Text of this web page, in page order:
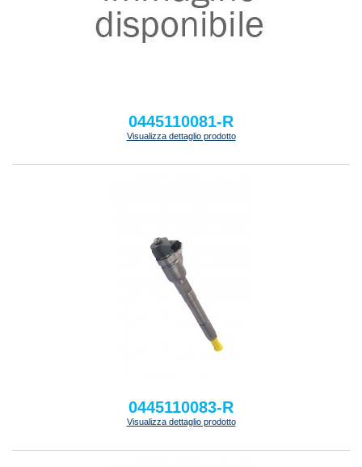
0445110081-R
Visualizza dettaglio prodotto
0445110083-R
Visualizza dettaglio prodotto